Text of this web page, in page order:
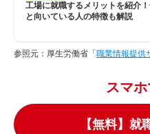
工場に就職するメリットを紹介
と向いている人の特徴も解説
参照元：厚生労働省「 職業情報提供
スマホ
【無料】就